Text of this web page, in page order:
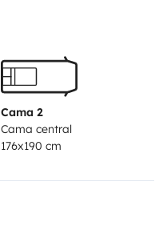
Cama 2
Cama central
176x190 cm